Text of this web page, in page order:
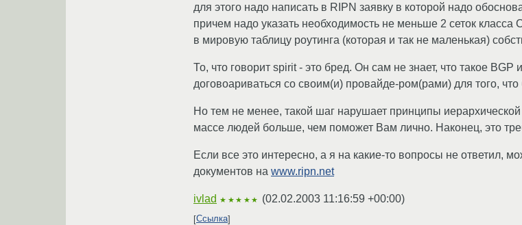
для этого надо написать в RIPN заявку в которой надо
причем надо указать необходимость не меньше 2 сеток
в мировую таблицу роутинга (которая и так не маленькая)
То, что говорит spirit - это бред. Он сам не знает, что такое
договоариваться со своим(и) провайде-ром(рами) для того,
Но тем не менее, такой шаг нарушает принципы
массе людей больше, чем поможет Вам лично. Наконец, это
Если все это интересно, а я на какие-то вопросы не ответил,
документов на www.ripn.net
ivlad ★★★★★ (02.02.2003 11:16:59 +00:00)
Ссылка